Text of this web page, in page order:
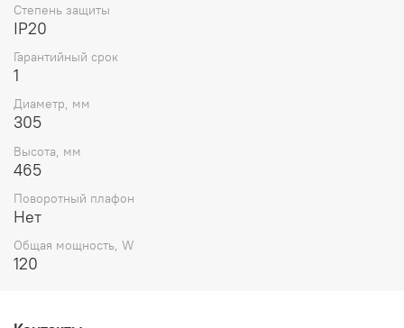
Степень защиты
IP20
Гарантийный срок
1
Диаметр, мм
305
Высота, мм
465
Поворотный плафон
Нет
Общая мощность, W
120